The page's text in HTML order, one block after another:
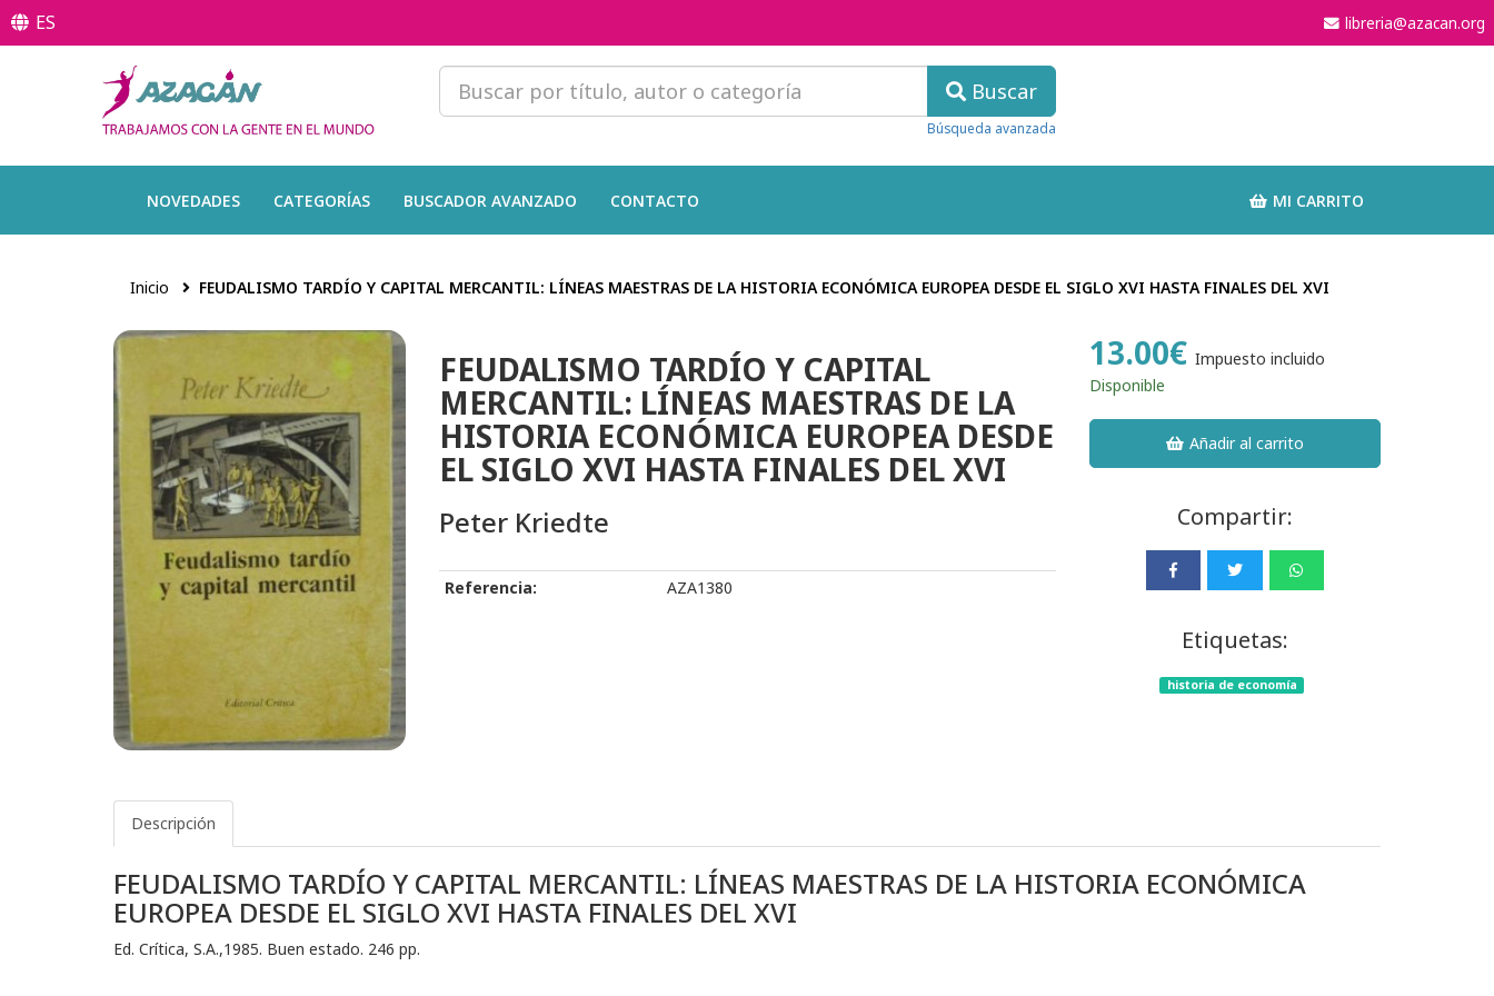
ES libreria@azacan.org
Buscar
Búsqueda avanzada
NOVEDADES CATEGORÍAS BUSCADOR AVANZADO CONTACTO MI CARRITO
Inicio FEUDALISMO TARDÍO Y CAPITAL MERCANTIL: LÍNEAS MAESTRAS DE LA HISTORIA ECONÓMICA EUROPEA DESDE EL SIGLO XVI HASTA FINALES DEL XVI
FEUDALISMO TARDÍO Y CAPITAL
MERCANTIL: LÍNEAS MAESTRAS DE LA
HISTORIA ECONÓMICA EUROPEA DESDE
EL SIGLO XVI HASTA FINALES DEL XVI
Peter Kriedte
Referencia: AZA1380
13.00€ Impuesto incluido
Disponible
Añadir al carrito
Compartir:
Etiquetas:
historia de economía
Descripción
FEUDALISMO TARDÍO Y CAPITAL MERCANTIL: LÍNEAS MAESTRAS DE LA HISTORIA ECONÓMICA
EUROPEA DESDE EL SIGLO XVI HASTA FINALES DEL XVI
Ed. Crítica, S.A.,1985. Buen estado. 246 pp.